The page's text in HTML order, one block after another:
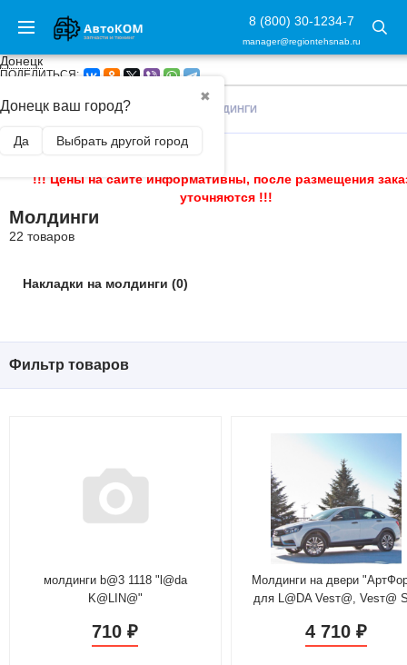
8 (800) 30-1234-7
manager@regiontehsnab.ru
Донецк
✖
Донецк ваш город?
Да Выбрать другой город
ПОДЕЛИТЬСЯ:
ГЛАВНАЯ / ВНЕШНИЙ ТЮНИНГ МОЛДИНГИ
!!! Цены на сайте информативны, после размещения
уточняются !!!
Молдинги
22 товаров
Накладки на молдинги (0)
Фильтр товаров
молдинги b@3 1118 "l@da
K@LIN@"
710₽
Молдинги на двери
для L@DA Vesт@, Vesт@
4 710₽